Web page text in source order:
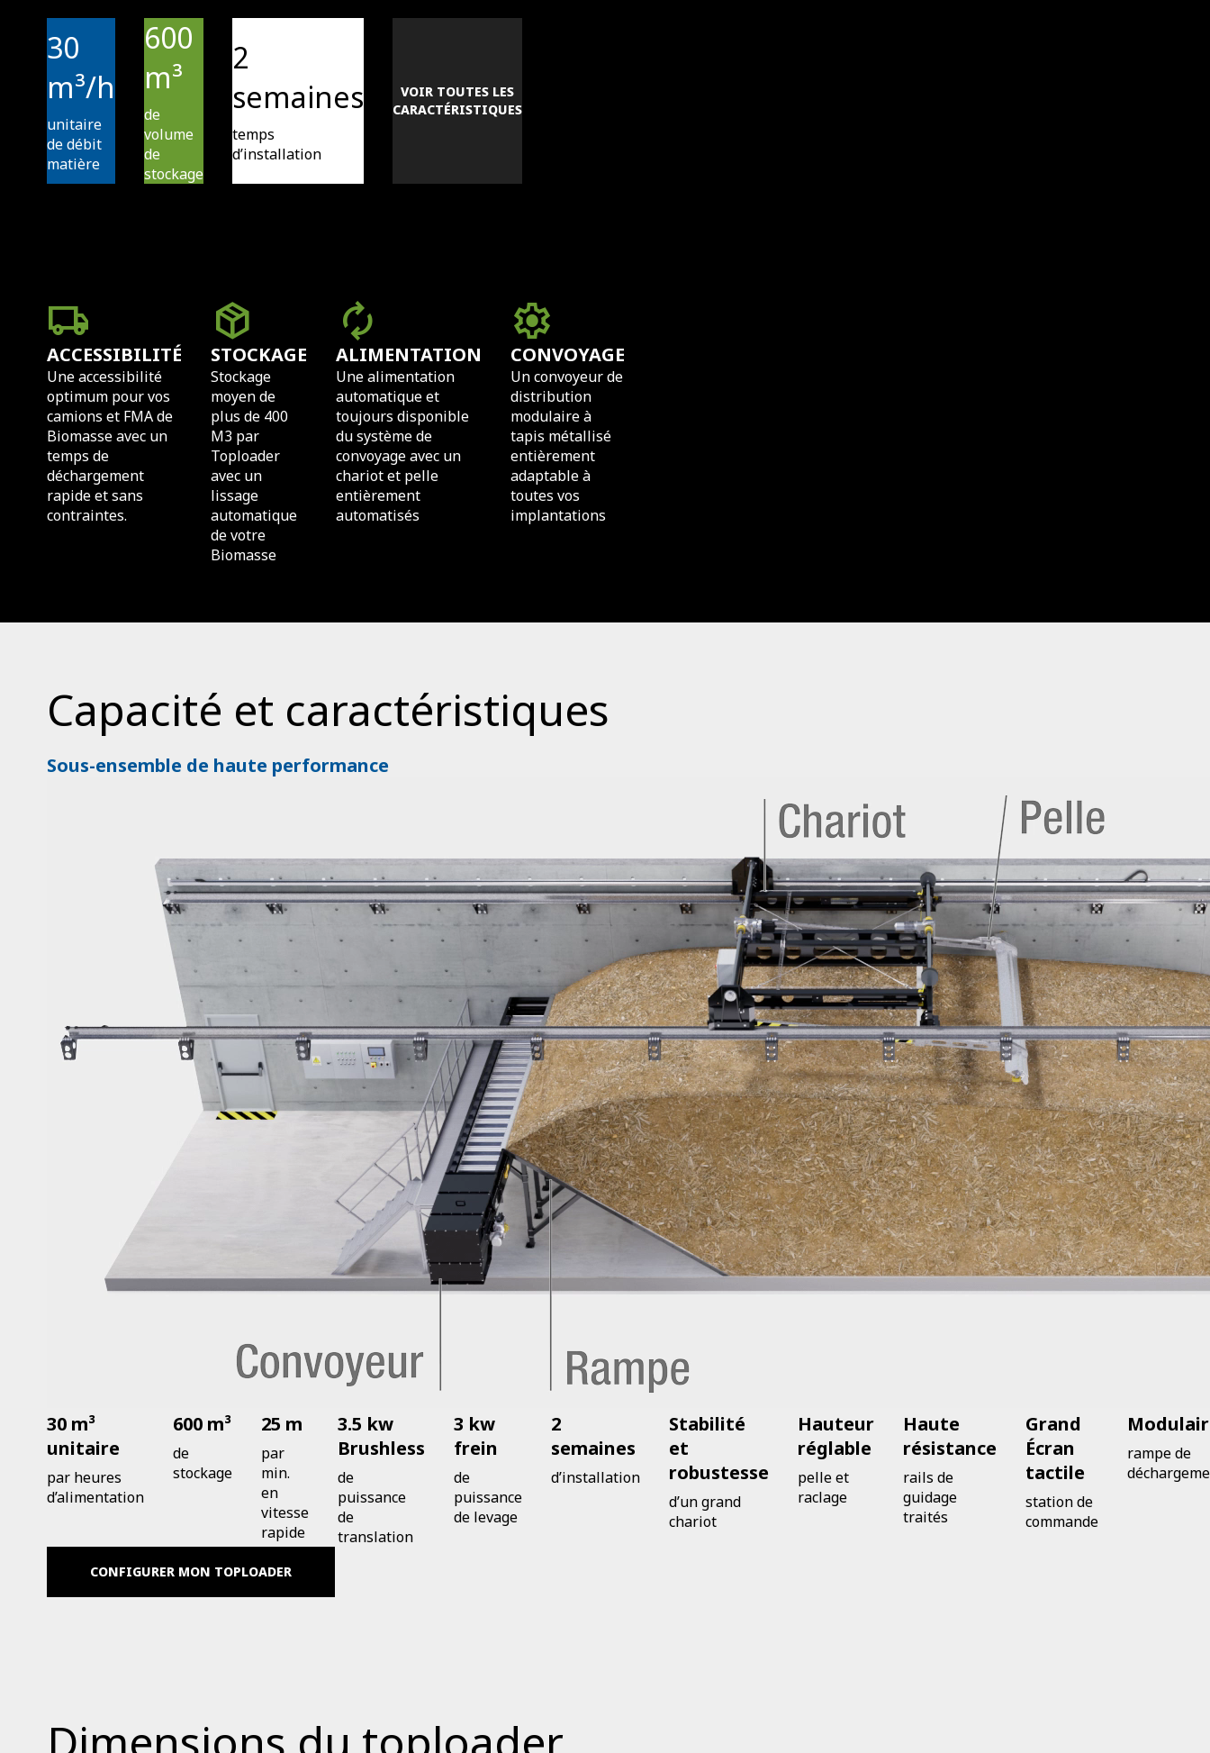
30
m³/h
unitaire
de débit
matière
600
m³
de
volume
de
stockage
2
semaines
temps
d’installation
VOIR TOUTES LES
CARACTÉRISTIQUES
local_shipping
ACCESSIBILITÉ
Une accessibilité
optimum pour vos
camions et FMA de
Biomasse avec un
temps de
déchargement
rapide et sans
contraintes.
package_2
STOCKAGE
Stockage
moyen de
plus de 400
M3 par
Toploader
avec un
lissage
automatique
de votre
Biomasse
autorenew
ALIMENTATION
Une alimentation
automatique et
toujours disponible
du système de
convoyage avec un
chariot et pelle
entièrement
automatisés
settings
CONVOYAGE
Un convoyeur de
distribution
modulaire à
tapis métallisé
entièrement
adaptable à
toutes vos
implantations
Capacité et caractéristiques
Sous-ensemble de haute performance
30 m³
unitaire
par heures
d’alimentation
600 m³
de
stockage
25 m
par
min.
en
vitesse
rapide
3.5 kw
Brushless
de
puissance
de
translation
3 kw
frein
de
puissance
de levage
2
semaines
d’installation
Stabilité
et
robustesse
d’un grand
chariot
Hauteur
réglable
pelle et
raclage
Haute
résistance
rails de
guidage
traités
Grand
Écran
tactile
station de
commande
rampe de
CONFIGURER MON TOPLOADER